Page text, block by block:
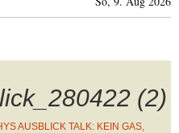
(2)
AUSBLICK TALK: KEIN GAS,